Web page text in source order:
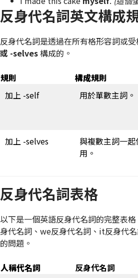
反身代名詞英文構成
反身代名詞是透過在所有格形容詞或
或 -selves構成的。
規則 構成規則
加上 -self
用於單數主詞。
加上 -selves
與複數主詞一起
用。
反身代名詞表格
以下是一個英語反身代名詞的完整表
身代名詞、we反身代名詞、it反身代
的問題。
人稱代名詞 反身代名詞